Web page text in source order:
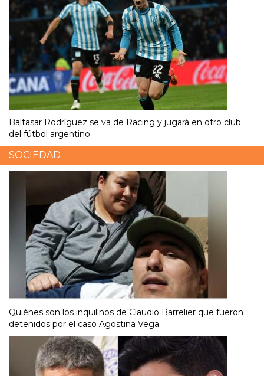
Baltasar Rodríguez se va de Racing y jugará en otro club
del fútbol argentino
SOCIEDAD
Quiénes son los inquilinos de Claudio Barrelier que fueron
detenidos por el caso Agostina Vega